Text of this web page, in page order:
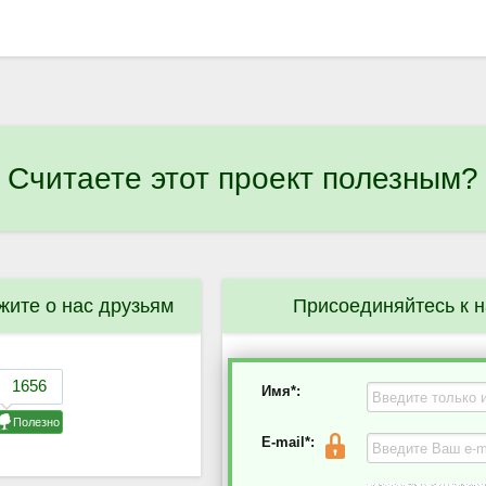
Считаете этот проект полезным?
о нас друзьям Присоединяйтесь к
Имя*:
E-mail*: